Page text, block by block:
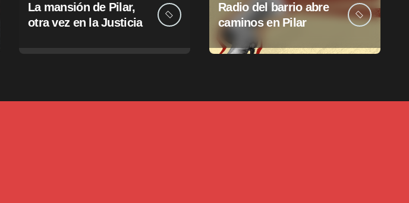
La mansión de Pilar,
otra vez en la Justicia
Radio del barrio abre
caminos en Pilar